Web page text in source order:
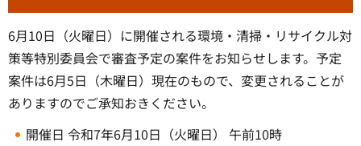
6月10日（火曜日）に開催される環境・清掃・リサイクル対
策等特別委員会で審査予定の案件をお知らせします。予定
案件は6月5日（木曜日）現在のもので、変更されることが
ありますのでご承知おきください。
開催日 令和7年6月10日（火曜日） 午前10時